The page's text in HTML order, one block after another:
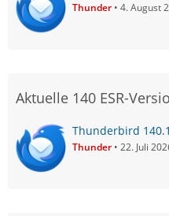
Thunder 4. August
Aktuelle 140 ESR-
Thunderbird
Thunder 22. Juli